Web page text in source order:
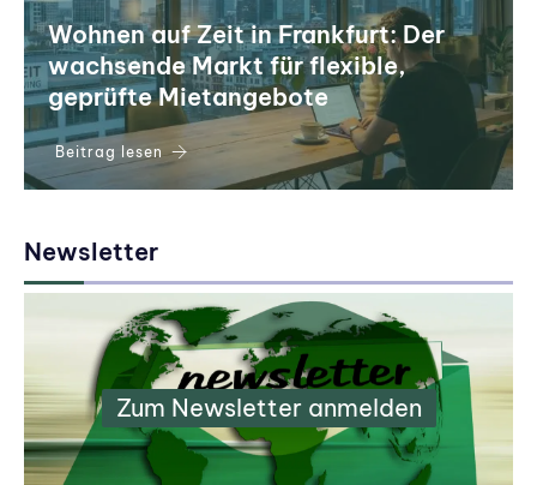
Wohnen auf Zeit in Frankfurt: Der
wachsende Markt für flexible,
geprüfte Mietangebote
Beitrag lesen
Newsletter
Zum Newsletter anmelden